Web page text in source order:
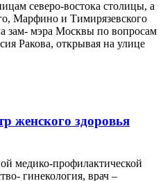
северо-востока столицы, а
Марфино и Тимирязевского
зам- мэра Москвы по вопросам
Ракова, открывая на улице
женского здоровья
медико-профилактической
гинекология, врач –